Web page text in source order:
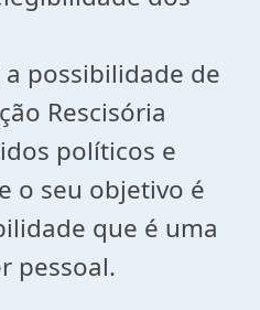
a possibilidade de
Rescisória
políticos e
o seu objetivo é
que é uma
pessoal.